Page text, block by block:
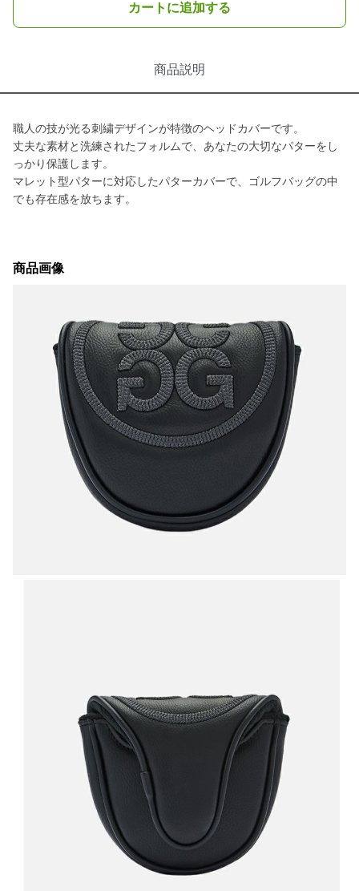
カートに追加する
商品説明
職人の技が光る刺繍デザインが特徴のヘッドカバーです。
丈夫な素材と洗練されたフォルムで、あなたの大切なパターをし
っかり保護します。
マレット型パターに対応したパターカバーで、ゴルフバッグの中
でも存在感を放ちます。
商品画像